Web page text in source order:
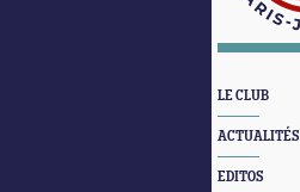
LE CLUB
ACTUALITÉS
EDITOS